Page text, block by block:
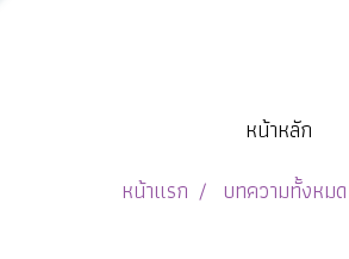
หน้าหลัก
หน้าแรก
บทความทั้งหมด